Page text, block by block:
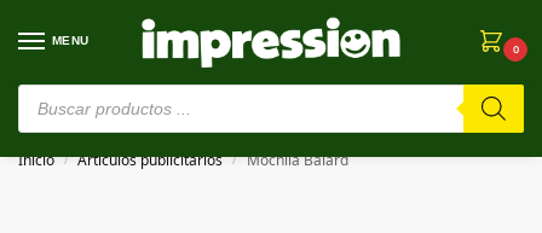
MENU
0
⚠️ Estamos en pruebas. Si algo falla, ¡Perdón!⚠️
Inicio / Artículos publicitarios / Mochila Balard